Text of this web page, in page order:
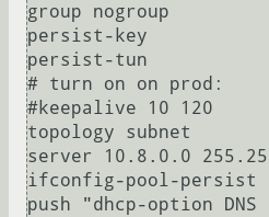
group nogroup
persist-key
persist-tun
# turn on on prod:
#keepalive 10 120
topology subnet
server 10.8.0.0
ifconfig-pool-persist
push "dhcp-option